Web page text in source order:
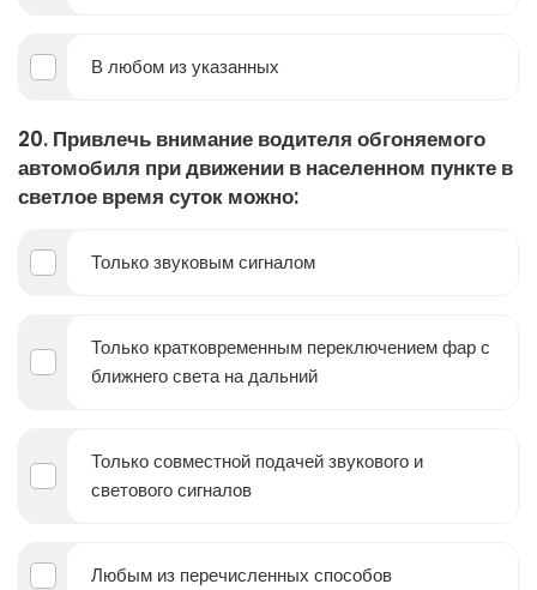
В любом из указанных
20. Привлечь внимание водителя обгоняемого
автомобиля при движении в населенном пункте в
светлое время суток можно:
Только звуковым сигналом
Только кратковременным переключением фар с
ближнего света на дальний
Только совместной подачей звукового и
светового сигналов
Любым из перечисленных способов